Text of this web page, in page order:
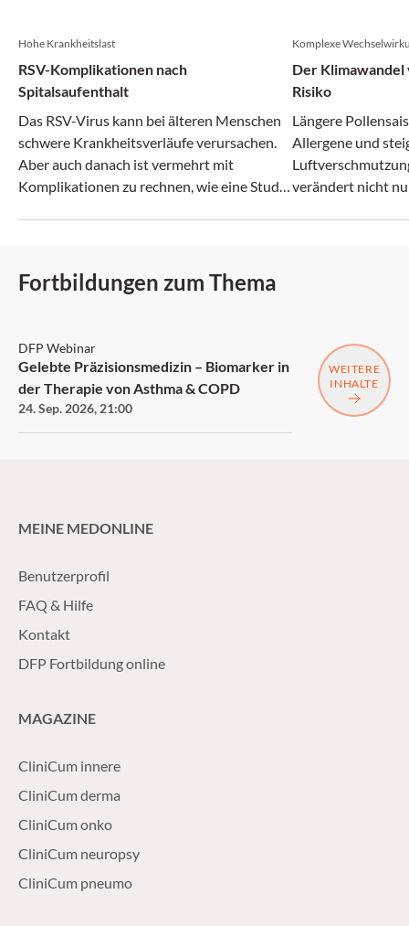
Hohe Krankheitslast
RSV-Komplikationen nach
Spitalsaufenthalt
Das RSV-Virus kann bei älteren Menschen
schwere Krankheitsverläufe verursachen.
Aber auch danach ist vermehrt mit
Komplikationen zu rechnen, wie eine Studie
Komplexe
Der
Risiko
Längere
Allergene und
verändert nicht
Fortbildungen zum Thema
DFP Webinar
Gelebte Präzisionsmedizin – Biomarker in
der Therapie von Asthma & COPD
24. Sep. 2026, 21:00
WEITERE
INHALTE
MEINE MEDONLINE
Benutzerprofil
FAQ & Hilfe
Kontakt
DFP Fortbildung online
MAGAZINE
CliniCum innere
CliniCum derma
CliniCum onko
CliniCum neuropsy
CliniCum pneumo